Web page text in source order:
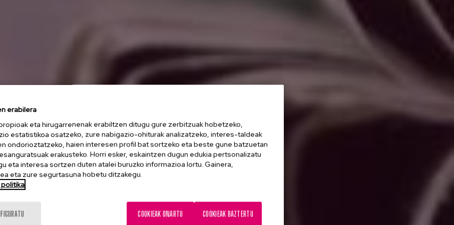
erabilera
eta hirugarrenenak erabiltzen ditugu gure zerbitzuak hobetzeko,
estatistikoa osatzeko, zure nabigazio-ohiturak analizatzeko, interes-taldeak
ondorioztatzeko, haien interesen profil bat sortzeko eta beste gune batzuetan
erakusteko. Horri esker, eskaintzen dugun edukia pertsonalizatu
eta interesa sortzen duten atalei buruzko informazioa lortu. Gainera,
eta zure segurtasuna hobetu ditzakegu.
COOKIEAK BAZTERTU
COOKIEAK ONARTU